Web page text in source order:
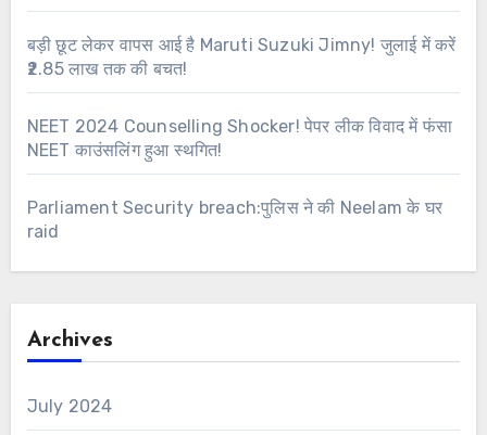
बड़ी छूट लेकर वापस आई है Maruti Suzuki Jimny! जुलाई में करें
₹2.85 लाख तक की बचत!
NEET 2024 Counselling Shocker! पेपर लीक विवाद में फंसा
NEET काउंसलिंग हुआ स्थगित!
Parliament Security breach:पुलिस ने की Neelam के घर
raid
Archives
July 2024